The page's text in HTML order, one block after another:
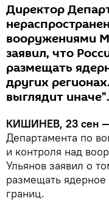
Директор
вооружениями
заявил, что
размещать
других
выглядит иначе".
КИШИНЕВ, 23 сен
Департамента по
и контроля над
Ульянов заявил о
размещать
границ.